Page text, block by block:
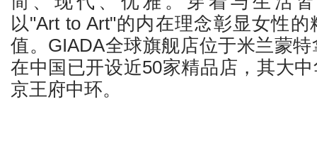
以"Art to Art"的内在理念彰显女性
值。GIADA全球旗舰店位于米兰蒙
在中国已开设近50家精品店，其大
京王府中环。